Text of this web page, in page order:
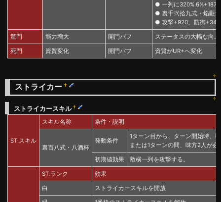
● 一列に
● 裏千弐拾九式・焔甌:
● 攻撃+920、防御+340
驚門 能力増大 開門バフ ステータスの大幅な向上
死門 資質変化 開門バフ 資質がUR+へ変化
↑
ストライカー †
↑
ストライカースキル†
ST.スキル
スキル名称 条件・説明
裏百八式・八酒杯
発動条件
1ターン目から、ターン開始時、
または1ターンの間、味方2人が
初期値効果 敵横一列を攻撃する。
ST.ランク 効果
白 ストライカースキルを開放